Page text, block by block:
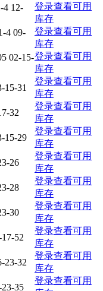
4 12-
登录查看可用
库存
4 09-
登录查看可用
库存
02-15-登录查看可用
库存
15-31
登录查看可用
库存
32
登录查看可用
库存
15-29
登录查看可用
库存
26
登录查看可用
库存
28
登录查看可用
库存
30
登录查看可用
库存
52
登录查看可用
库存
23-32
登录查看可用
库存
35
登录查看可用